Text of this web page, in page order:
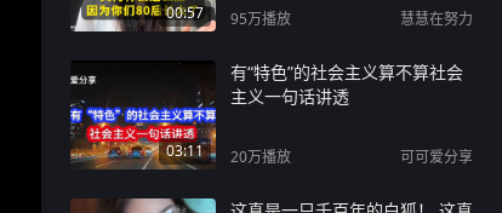
00:57 95万播放 慧慧在努力
03:11
有“特色”的社会主义算不算社会
主义一句话讲透
20万播放 可可爱分享